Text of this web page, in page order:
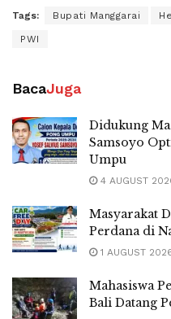
Tags: Bupati Manggarai
PWI
BacaJuga
Didukung
Samsoyo
Umpu
4 AUGUST
Masyarakat
Perdana di
1 AUGUST
Mahasiswa
Bali Datang